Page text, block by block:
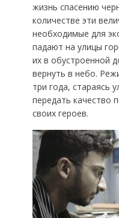
жизнь спасению
количестве эти
необходимые для
падают на улицы
их в обустроенной
вернуть в небо.
три года, стараясь
передать качество
своих героев.